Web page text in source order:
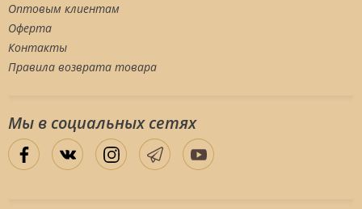
Оптовым клиентам
Оферта
Контакты
Правила возврата товара
Мы в социальных сетяx